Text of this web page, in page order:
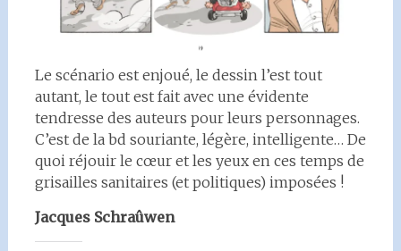
Le scénario est enjoué, le dessin l’est tout
autant, le tout est fait avec une évidente
tendresse des auteurs pour leurs personnages.
C’est de la bd souriante, légère, intelligente… De
quoi réjouir le cœur et les yeux en ces temps de
grisailles sanitaires (et politiques) imposées !
Jacques Schraûwen